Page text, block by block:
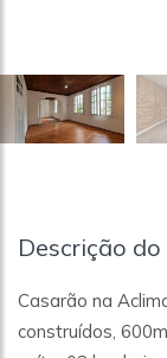
Descrição
Casarão na
construídos,